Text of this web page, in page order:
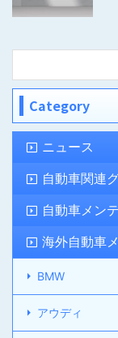
Category
ニュース
自動車関連
自動車メン
海外自動車
BMW
アウディ